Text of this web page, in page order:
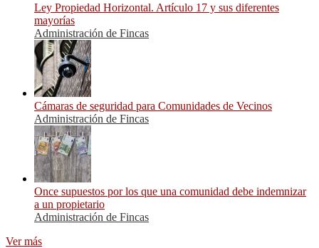
Ley Propiedad Horizontal. Artículo 17 y sus diferentes
mayorías
Administración de Fincas
Cámaras de seguridad para Comunidades de Vecinos
Administración de Fincas
Once supuestos por los que una comunidad debe indemnizar
a un propietario
Administración de Fincas
Ver más